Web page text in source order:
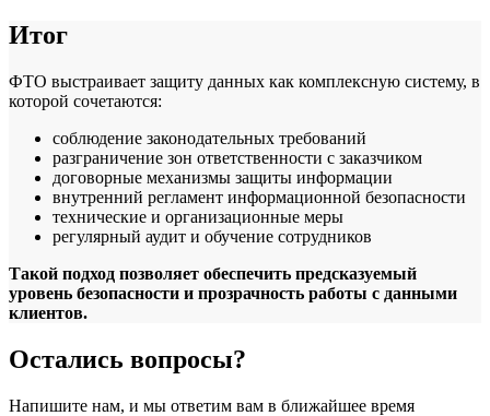
Итог
ФТО выстраивает защиту данных как комплексную систему, в
которой сочетаются:
соблюдение законодательных требований
разграничение зон ответственности с заказчиком
договорные механизмы защиты информации
внутренний регламент информационной безопасности
технические и организационные меры
регулярный аудит и обучение сотрудников
Такой подход позволяет обеспечить предсказуемый
уровень безопасности и прозрачность работы с данными
клиентов.
Остались вопросы?
Напишите нам, и мы ответим вам в ближайшее время